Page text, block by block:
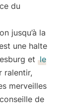
du
jusqu’à la
une halte
et le
ralentir,
merveilles
de